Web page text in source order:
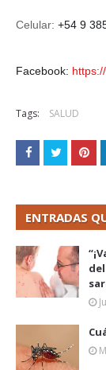
Celular: +54 9
Facebook:
Tags: SALUD
ENTRADAS